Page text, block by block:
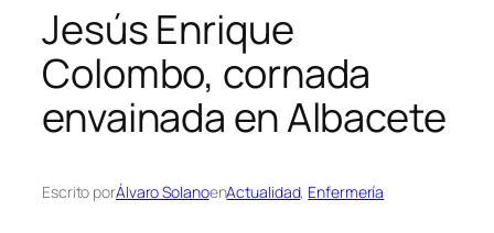
Jesús Enrique
Colombo, cornada
envainada en Albacete
Escrito porÁlvaro SolanoenActualidad, Enfermería